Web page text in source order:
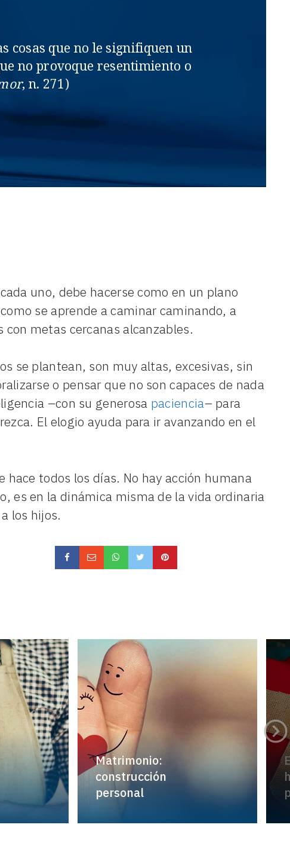
cosas que no le signifiquen un
no provoque resentimiento o
, n. 271)
uno, debe hacerse como en un plano
se aprende a caminar caminando, a
metas cercanas alcanzables.
se plantean, son muy altas, excesivas, sin
o pensar que no son capaces de nada
–con su generosa paciencia– para
El elogio ayuda para ir avanzando en el
hace todos los días. No hay acción humana
es en la dinámica misma de la vida ordinaria
los hijos.
Matrimonio:
construcción
personal